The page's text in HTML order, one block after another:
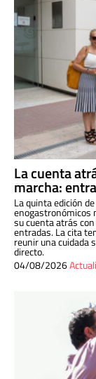
La cuenta
marcha:
La quinta edición
enogastronómicos
su cuenta atrás
entradas. La cita
reunir una cuidada
directo.
04/08/2026